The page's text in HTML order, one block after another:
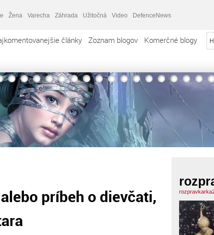
Žena Varecha Záhrada Užitočná Video DefenceNews
články Zoznam blogov Komerčné blogy
príbeh o dievčati,